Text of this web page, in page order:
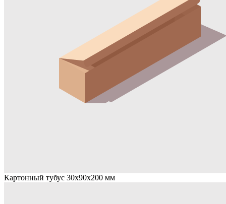
Картонный тубус 30х90х200 мм